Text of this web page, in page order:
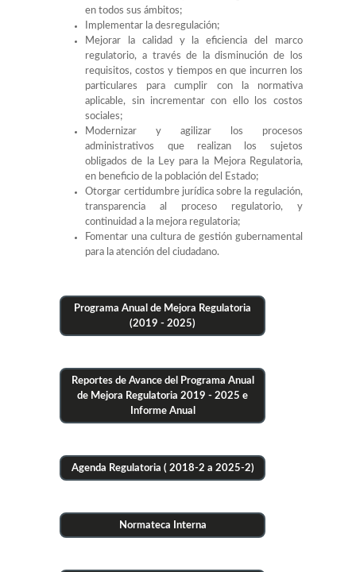
en todos sus ámbitos;
Implementar la desregulación;
Mejorar la calidad y la eficiencia del marco
regulatorio, a través de la disminución de los
requisitos, costos y tiempos en que incurren los
particulares para cumplir con la normativa
aplicable, sin incrementar con ello los costos
sociales;
Modernizar y agilizar los procesos
administrativos que realizan los sujetos
obligados de la Ley para la Mejora Regulatoria,
en beneficio de la población del Estado;
Otorgar certidumbre jurídica sobre la regulación,
transparencia al proceso regulatorio, y
continuidad a la mejora regulatoria;
Fomentar una cultura de gestión gubernamental
para la atención del ciudadano.
Programa Anual de Mejora Regulatoria
(2019 - 2025)
Reportes de Avance del Programa Anual
de Mejora Regulatoria 2019 - 2025 e
Informe Anual
Agenda Regulatoria ( 2018-2 a 2025-2)
Normateca Interna